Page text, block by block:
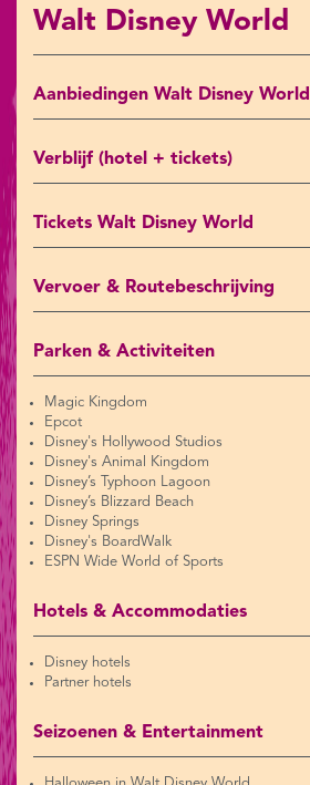
Walt Disney World
Aanbiedingen Walt Disney World
Verblijf (hotel + tickets)
Tickets Walt Disney World
Vervoer & Routebeschrijving
Parken & Activiteiten
Magic Kingdom
Epcot
Disney's Hollywood Studios
Disney's Animal Kingdom
Disney’s Typhoon Lagoon
Disney’s Blizzard Beach
Disney Springs
Disney's BoardWalk
ESPN Wide World of Sports
Hotels & Accommodaties
Disney hotels
Partner hotels
Seizoenen & Entertainment